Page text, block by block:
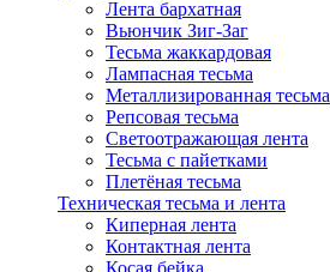
Лента бархатная
Вьюнчик Зиг-Заг
Тесьма жаккардовая
Лампасная тесьма
Металлизированная тесьма
Репсовая тесьма
Светоотражающая лента
Тесьма с пайетками
Плетёная тесьма
Техническая тесьма и лента
Киперная лента
Контактная лента
Косая бейка